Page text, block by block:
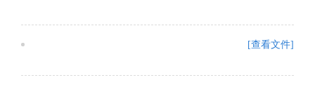
[查看文件]